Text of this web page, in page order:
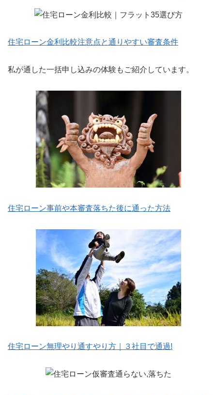
住宅ローン金利比較注意点と通りやすい審査条件
私が通した一括申し込みの体験もご紹介しています。
住宅ローン事前や本審査落ちた後に通った方法
住宅ローン無理やり通すやり方｜３社目で通過!